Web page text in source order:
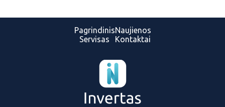
Pagrindinis
Servisas
Naujienos
Kontaktai